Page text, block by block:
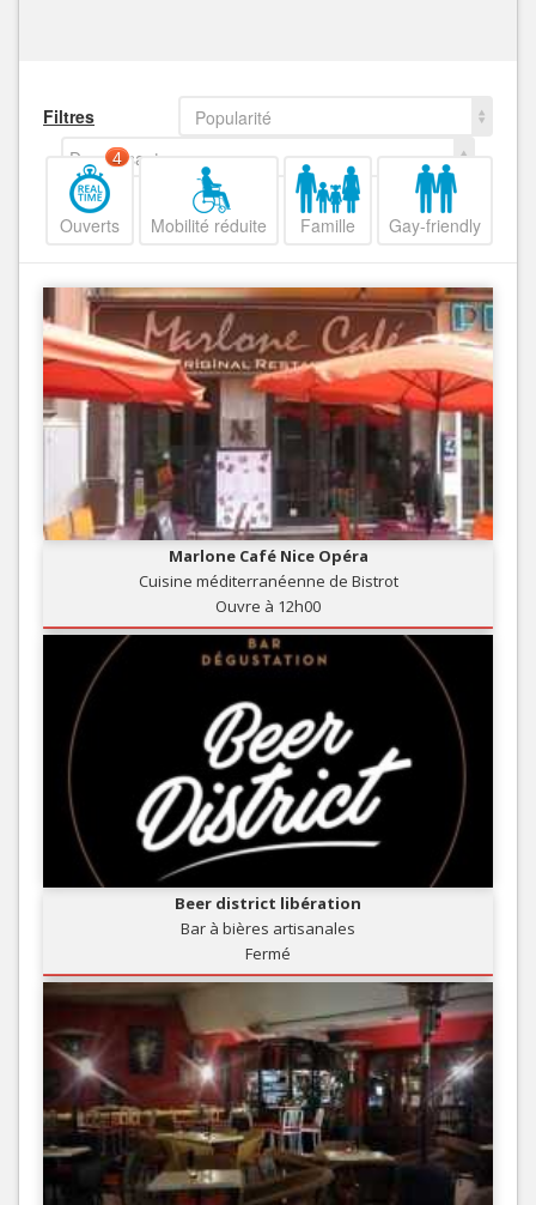
Filtres
Popularité
Decroissant
Ouverts
4
Mobilité réduite Famille Gay-friendly
Marlone Café Nice Opéra
Cuisine méditerranéenne de Bistrot
Ouvre à 12h00
Beer district libération
Bar à bières artisanales
Fermé